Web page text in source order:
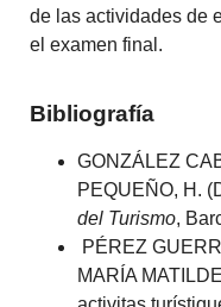
de las actividades de
el examen final.
Bibliografía
GONZÁLEZ
PEQUEÑO, H.
del Turismo,
PÉREZ
MARÍA